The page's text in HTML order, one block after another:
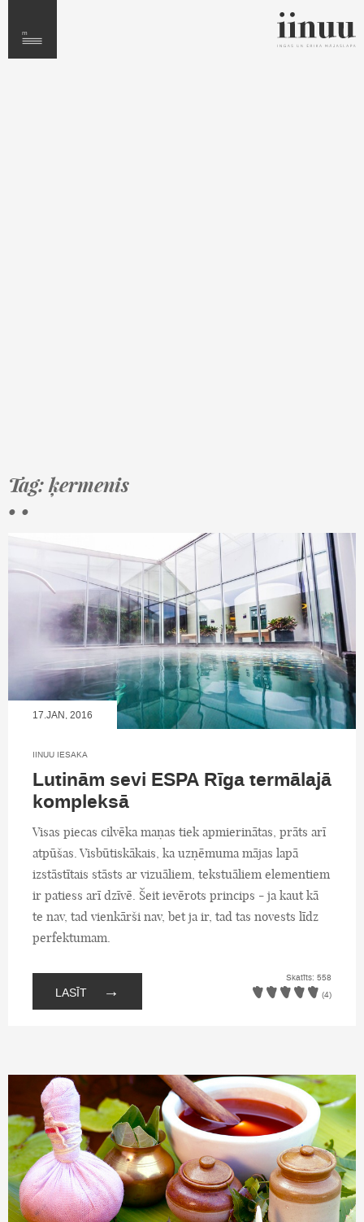
Tag: ķermenis
• •
17.JAN, 2016
IINUU IESAKA
Lutinām sevi ESPA Rīga termālajā
kompleksā
Visas piecas cilvēka maņas tiek apmierinātas, prāts arī
atpūšas. Visbūtiskākais, ka uzņēmuma mājas lapā
izstāstītais stāsts ar vizuāliem, tekstuāliem elementiem
ir patiess arī dzīvē. Šeit ievērots princips - ja kaut kā
te nav, tad vienkārši nav, bet ja ir, tad tas novests līdz
perfektumam.
LASĪT →
Skatīts: 558
(4)